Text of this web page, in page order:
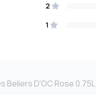
2
1
Beliers D'OC Rose 0.75L